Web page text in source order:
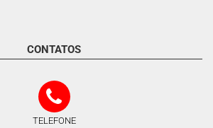
CONTATOS
TELEFONE